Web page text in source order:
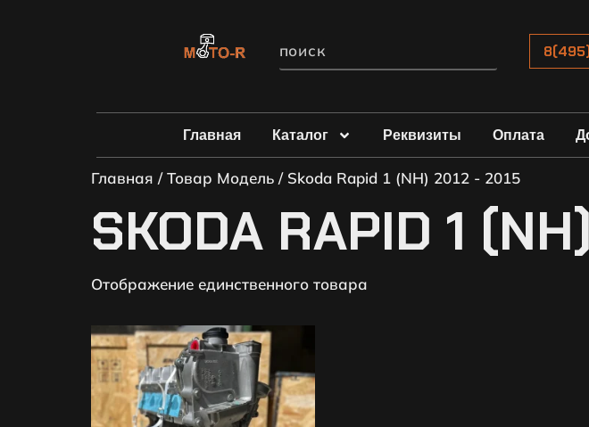
Главная Каталог Реквизиты Оплата
Главная / Товар Модель / Skoda Rapid 1 (NH) 2012 - 2015
SKODA RAPID 1
Отображение единственного товара